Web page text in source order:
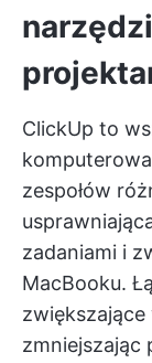
ClickUp to
zespołów
zadaniami i
MacBooku.
zmniejszając